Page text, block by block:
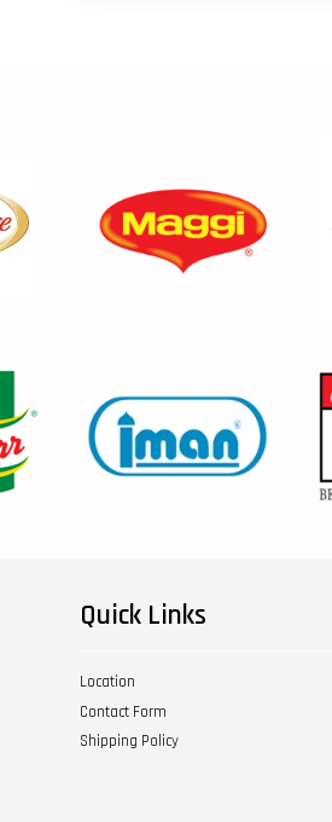
Quick Links
Location
Contact Form
Shipping Policy